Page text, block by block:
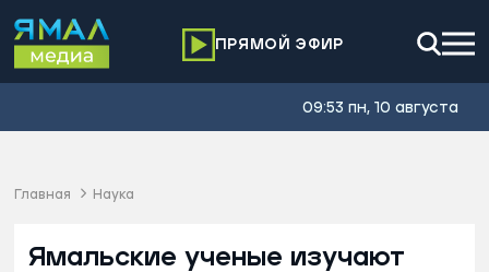
ПРЯМОЙ ЭФИР
09:53 пн, 10 августа
Главная Наука
Ямальские ученые изучают